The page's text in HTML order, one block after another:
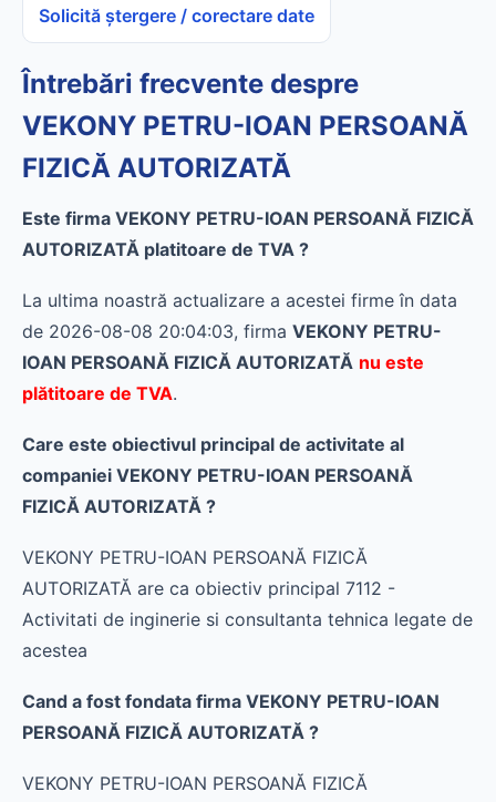
Solicită ștergere / corectare date
Întrebări frecvente despre
VEKONY PETRU-IOAN PERSOANĂ
FIZICĂ AUTORIZATĂ
Este firma VEKONY PETRU-IOAN PERSOANĂ FIZICĂ
AUTORIZATĂ platitoare de TVA ?
La ultima noastră actualizare a acestei firme în data
de 2026-08-08 20:04:03, firma VEKONY PETRU-
IOAN PERSOANĂ FIZICĂ AUTORIZATĂ nu este
plătitoare de TVA.
Care este obiectivul principal de activitate al
companiei VEKONY PETRU-IOAN PERSOANĂ
FIZICĂ AUTORIZATĂ ?
VEKONY PETRU-IOAN PERSOANĂ FIZICĂ
AUTORIZATĂ are ca obiectiv principal 7112 -
Activitati de inginerie si consultanta tehnica legate de
acestea
Cand a fost fondata firma VEKONY PETRU-IOAN
PERSOANĂ FIZICĂ AUTORIZATĂ ?
VEKONY PETRU-IOAN PERSOANĂ FIZICĂ